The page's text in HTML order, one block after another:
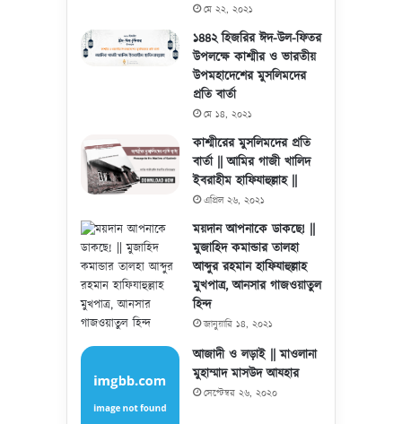
মে ২২, ২০২১
১৪৪২ হিজরির ঈদ-উল-ফিতর
উপলক্ষে কাশ্মীর ও ভারতীয়
উপমহাদেশের মুসলিমদের
প্রতি বার্তা
মে ১৪, ২০২১
কাশ্মীরের মুসলিমদের প্রতি
বার্তা || আমির গাজী খালিদ
ইবরাহীম হাফিযাহুল্লাহ ||
এপ্রিল ২৬, ২০২১
ময়দান আপনাকে ডাকছে! ||
মুজাহিদ কমান্ডার তালহা
আব্দুর রহমান হাফিযাহুল্লাহ
মুখপাত্র, আনসার গাজওয়াতুল
হিন্দ
জানুয়ারি ১৪, ২০২১
আজাদী ও লড়াই || মাওলানা
মুহাম্মাদ মাসউদ আযহার
সেপ্টেম্বর ২৬, ২০২০